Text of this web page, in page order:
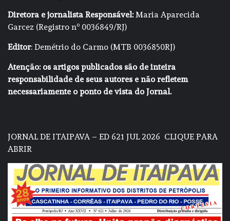
Diretora e jornalista Responsável:Maria Aparecida
Garcez (Registro nº 0036849/RJ)
Editor: Demétrio do Carmo (MTB 0036850RJ)
Atenção: os artigos publicados são de inteira
responsabilidade de seus autores e não refletem
necessariamente o ponto de vista do Jornal.
JORNAL DE ITAIPAVA – ED 621 JUL 2026 CLIQUE PARA
ABRIR